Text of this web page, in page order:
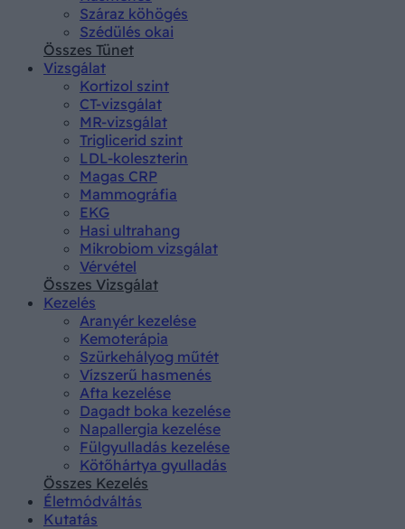
Száraz köhögés
Szédülés okai
Összes Tünet
Vizsgálat
Kortizol szint
CT-vizsgálat
MR-vizsgálat
Triglicerid szint
LDL-koleszterin
Magas CRP
Mammográfia
EKG
Hasi ultrahang
Mikrobiom vizsgálat
Vérvétel
Összes Vizsgálat
Kezelés
Aranyér kezelése
Kemoterápia
Szürkehályog műtét
Vízszerű hasmenés
Afta kezelése
Dagadt boka kezelése
Napallergia kezelése
Fülgyulladás kezelése
Kötőhártya gyulladás
Összes Kezelés
Életmódváltás
Kutatás